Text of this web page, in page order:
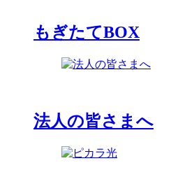
もぎたてBOX
法人の皆さまへ